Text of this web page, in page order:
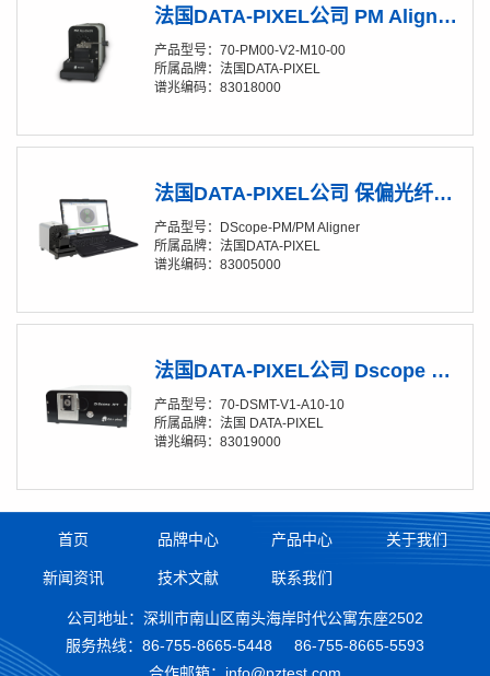
法国DATA-PIXEL公司 PM Aligner-V2 保偏光纤调芯仪
产品型号：70-PM00-V2-M10-00
所属品牌：法国DATA-PIXEL
谱兆编码：83018000
法国DATA-PIXEL公司 保偏光纤放大镜
产品型号：DScope-PM/PM Aligner
所属品牌：法国DATA-PIXEL
谱兆编码：83005000
法国DATA-PIXEL公司 Dscope MT LWD主机
产品型号：70-DSMT-V1-A10-10
所属品牌：法国 DATA-PIXEL
谱兆编码：83019000
首页 品牌中心 产品中心 关于我们
新闻资讯 技术文献 联系我们
公司地址：深圳市南山区南头海岸时代公寓东座2502
服务热线： 86-755-8665-5448
86-755-8665-5593
合作邮箱：info@pztest.com